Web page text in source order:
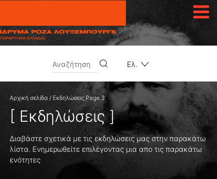
Ελ.
Αρχική σελίδα / Εκδηλώσεις Page 3
[ Εκδηλώσεις ]
Διαβάστε σχετικά με τις εκδηλώσεις μας στην παρακάτω
λίστα. Ενημερωθείτε επιλέγοντας μια απο τις παρακάτω
ενότητες